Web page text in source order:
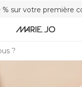
% sur votre première
gratuite à partir de
173 boutiques au
?